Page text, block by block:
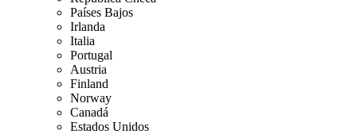
Países Bajos
Irlanda
Italia
Portugal
Austria
Finland
Norway
Canadá
Estados Unidos